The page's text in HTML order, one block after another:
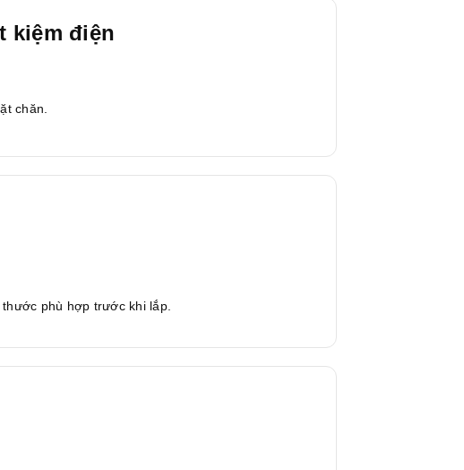
kiệm điện
chăn.
phù hợp trước khi lắp.